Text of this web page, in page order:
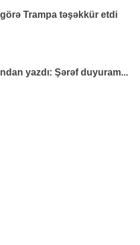
Trampa təşəkkür etdi
yazdı: Şərəf duyuram...